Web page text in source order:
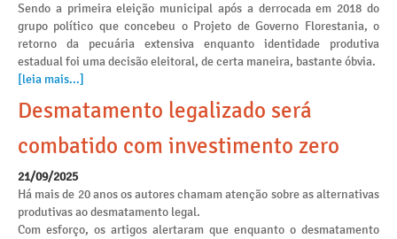
Sendo a primeira eleição municipal após a derrocada em 2018 do
grupo político que concebeu o Projeto de Governo Florestania, o
retorno da pecuária extensiva enquanto identidade produtiva
estadual foi uma decisão eleitoral, de certa maneira, bastante óbvia.
[leia mais...]
Desmatamento legalizado será
combatido com investimento zero
21/09/2025
Há mais de 20 anos os autores chamam atenção sobre as alternativas
produtivas ao desmatamento legal.
Com esforço, os artigos alertaram que enquanto o desmatamento